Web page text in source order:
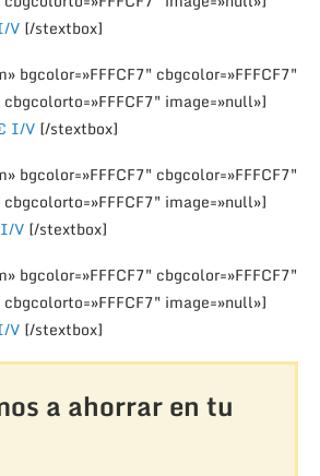
V [/stextbox]
bgcolor=»FFFCF7″ cbgcolor=»FFFCF7″
image=»null»]
I/V [/stextbox]
bgcolor=»FFFCF7″ cbgcolor=»FFFCF7″
image=»null»]
V [/stextbox]
bgcolor=»FFFCF7″ cbgcolor=»FFFCF7″
image=»null»]
V [/stextbox]
a ahorrar en tu